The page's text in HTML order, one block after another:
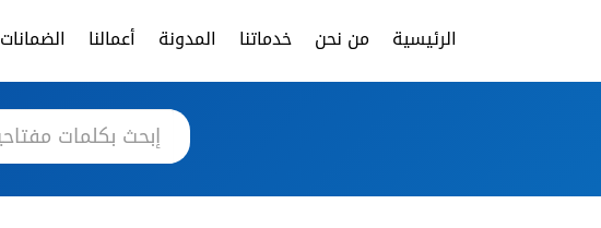
الرئيسية من نحن خدماتنا المدونة أعمالنا الضمانات